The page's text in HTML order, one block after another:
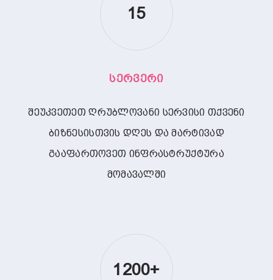
15
Სერვერი
შეუკვეთეთ ღრუბლოვანი სერვისი თქვენი
ბიზნესისთვის დღეს და მარტივად
გააფართოვეთ ინფრასტრუქტურა
მომავალში
1200+